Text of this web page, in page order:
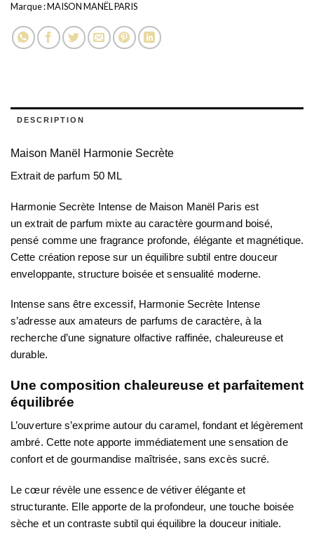
Marque :MAISON MANËL PARIS
DESCRIPTION
Maison Manël Harmonie Secrète
Extrait de parfum 50 ML
Harmonie Secrète Intense de Maison Manël Paris est
unextrait de parfum mixteau caractère gourmand boisé,
pensé comme une fragrance profonde, élégante et magnétique.
Cette création repose sur un équilibre subtil entre douceur
enveloppante, structure boisée et sensualité moderne.
Intense sans être excessif, Harmonie Secrète Intense
s’adresse aux amateurs de parfums de caractère, à la
recherche d’une signature olfactive raffinée, chaleureuse et
durable.
Une composition chaleureuse et parfaitement
équilibrée
L’ouverture s’exprime autour ducaramel, fondant et légèrement
ambré. Cette note apporte immédiatement une sensation de
confort et de gourmandise maîtrisée, sans excès sucré.
Le cœur révèle une essence de vétiverélégante et
structurante. Elle apporte de la profondeur, une touche boisée
sèche et un contraste subtil qui équilibre la douceur initiale.